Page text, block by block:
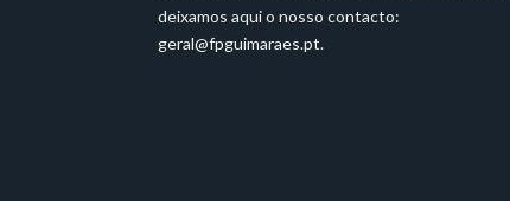
deixamos aqui o nosso contacto:
geral@fpguimaraes.pt.